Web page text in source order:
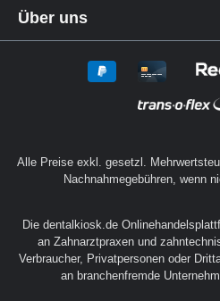
Über uns
Alle Preise exkl. gesetzl.
Nachnahmegebühren, wenn
Die dentalkiosk.de
an Zahnarztpraxen und
Verbraucher, Privatpersonen oder
an branchenfremde